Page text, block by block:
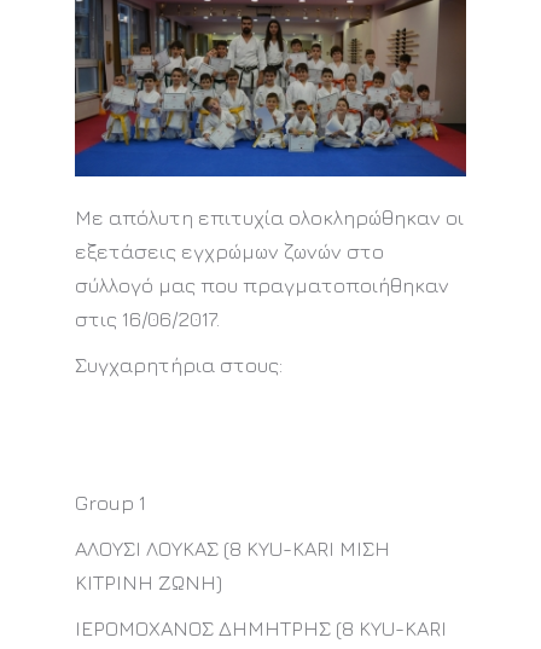
Με απόλυτη επιτυχία ολοκληρώθηκαν οι
εξετάσεις εγχρώμων ζωνών στο
σύλλογό μας που πραγματοποιήθηκαν
στις 16/06/2017.
Συγχαρητήρια στους:
Group 1
ΑΛΟΥΣΙ ΛΟΥΚΑΣ (8 KYU-KARI ΜΙΣΗ
ΚΙΤΡΙΝΗ ΖΩΝΗ)
ΙΕΡΟΜΟΧΑΝΟΣ ΔΗΜΗΤΡΗΣ (8 KYU-KARI